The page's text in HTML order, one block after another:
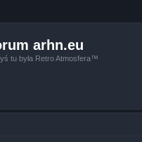
arhn.eu
tu była Retro Atmosfera™